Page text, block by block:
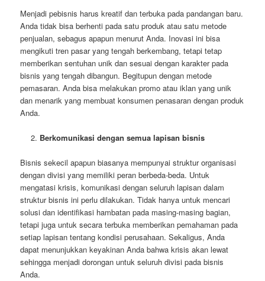
Menjadi pebisnis harus kreatif dan terbuka pada pandangan baru.
Anda tidak bisa berhenti pada satu produk atau satu metode
penjualan, sebagus apapun menurut Anda. Inovasi ini bisa
mengikuti tren pasar yang tengah berkembang, tetapi tetap
memberikan sentuhan unik dan sesuai dengan karakter pada
bisnis yang tengah dibangun. Begitupun dengan metode
pemasaran. Anda bisa melakukan promo atau iklan yang unik
dan menarik yang membuat konsumen penasaran dengan produk
Anda.
Berkomunikasi dengan semua lapisan bisnis
Bisnis sekecil apapun biasanya mempunyai struktur organisasi
dengan divisi yang memiliki peran berbeda-beda. Untuk
mengatasi krisis, komunikasi dengan seluruh lapisan dalam
struktur bisnis ini perlu dilakukan. Tidak hanya untuk mencari
solusi dan identifikasi hambatan pada masing-masing bagian,
tetapi juga untuk secara terbuka memberikan pemahaman pada
setiap lapisan tentang kondisi perusahaan. Sekaligus, Anda
dapat menunjukkan keyakinan Anda bahwa krisis akan lewat
sehingga menjadi dorongan untuk seluruh divisi pada bisnis
Anda.